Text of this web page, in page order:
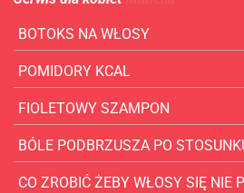
BOTOKS NA WŁOSY
POMIDORY KCAL
FIOLETOWY SZAMPON
BÓLE PODBRZUSZA PO
CO ZROBIĆ ŻEBY WŁOSY SIĘ NIE